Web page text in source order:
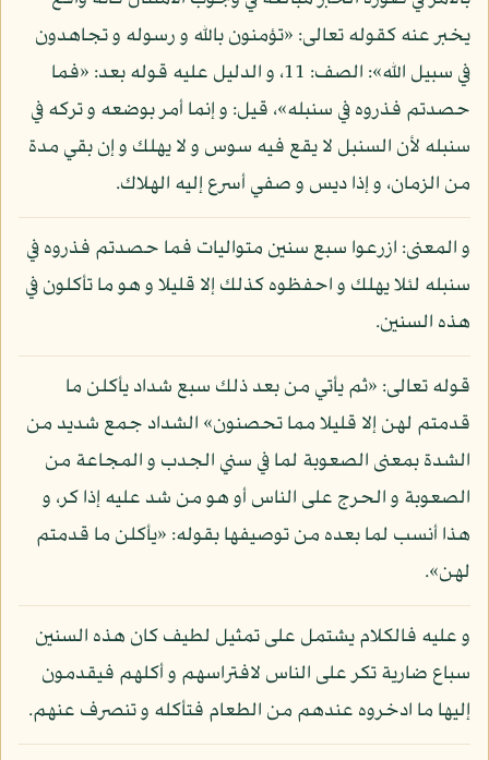
يخبر عنه كقوله تعالى: «تؤمنون بالله و رسوله و تجاهدون
في سبيل الله»: الصف: 11، و الدليل عليه قوله بعد: «فما
حصدتم فذروه في سنبله»، قيل: و إنما أمر بوضعه و تركه في
سنبله لأن السنبل لا يقع فيه سوس و لا يهلك و إن بقي مدة
من الزمان، و إذا ديس و صفي أسرع إليه الهلاك.
و المعنى: ازرعوا سبع سنين متواليات فما حصدتم فذروه في
سنبله لئلا يهلك و احفظوه كذلك إلا قليلا و هو ما تأكلون في
هذه السنين.
قوله تعالى: «ثم يأتي من بعد ذلك سبع شداد يأكلن ما
قدمتم لهن إلا قليلا مما تحصنون» الشداد جمع شديد من
الشدة بمعنى الصعوبة لما في سني الجدب و المجاعة من
الصعوبة و الحرج على الناس أو هو من شد عليه إذا كر، و
هذا أنسب لما بعده من توصيفها بقوله: «يأكلن ما قدمتم
لهن».
و عليه فالكلام يشتمل على تمثيل لطيف كان هذه السنين
سباع ضارية تكر على الناس لافتراسهم و أكلهم فيقدمون
إليها ما ادخروه عندهم من الطعام فتأكله و تنصرف عنهم.